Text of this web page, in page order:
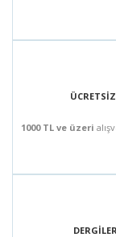
1000 TL ve üzeri